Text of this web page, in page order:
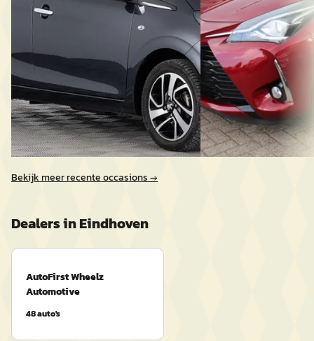
2019 · 19.018 km · Benzine ·
AutoFirst Wheelz Automotive ·
Eindhoven 4,8(
Bekijk aanbieding →
Vergelijk
2017 · 88.924 km ·
Handgeschakeld
AutoFirst Wheelz
Eindhoven
4,8(141
Bekijk aanbieding →
Vergelijk
Bekijk meer recente occasions →
Dealers inEindhoven
AutoFirst Wheelz
Automotive
48auto's